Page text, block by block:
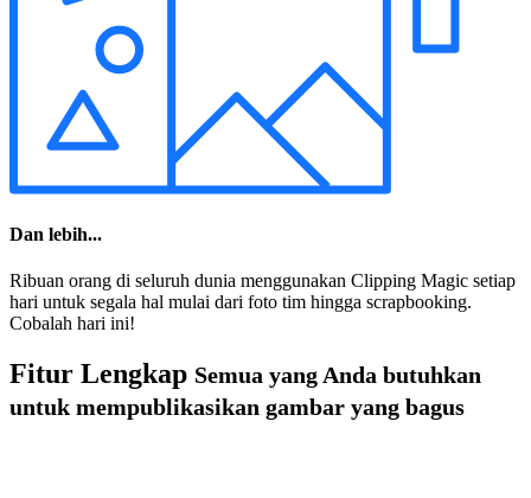
Dan lebih...
Ribuan orang di seluruh dunia menggunakan Clipping Magic setiap
hari untuk segala hal mulai dari foto tim hingga scrapbooking.
Cobalah hari ini!
Fitur Lengkap Semua yang Anda butuhkan
untuk mempublikasikan gambar yang bagus